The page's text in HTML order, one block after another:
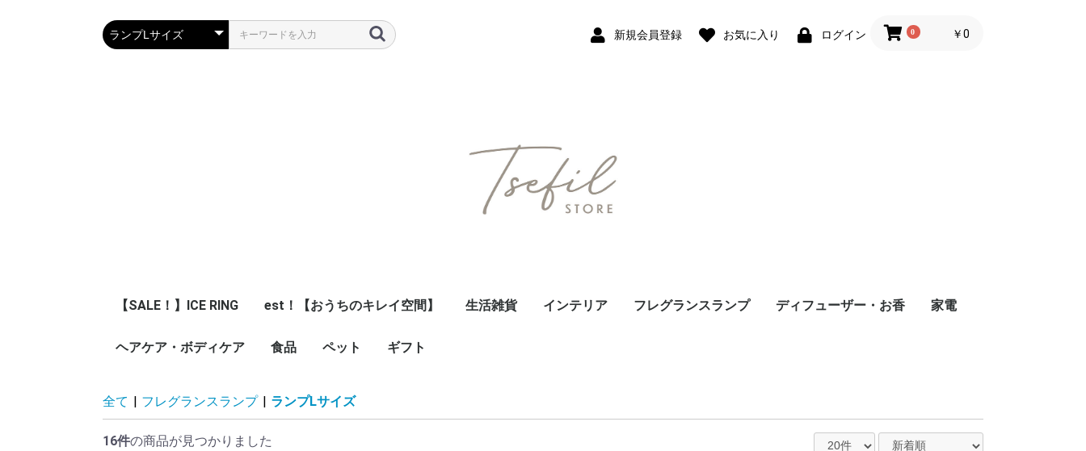
新規会員登録 お気に入り ログイン 0 ￥0
【SALE！】ICE RING est！【おうちのキレイ空間】 生活雑貨 インテリア フレグランスランプ ディフューザー・お香 家電
ヘアケア・ボディケア 食品 ペット ギフト
全て フレグランスランプ ランプLサイズ
16件の商品が見つかりました